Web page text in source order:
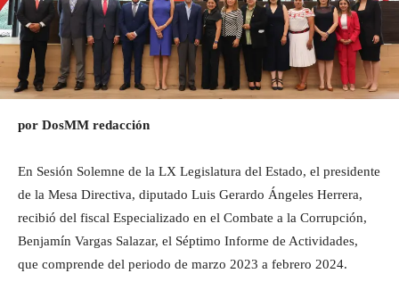
por DosMM redacción
En Sesión Solemne de la LX Legislatura del Estado, el presidente
de la Mesa Directiva, diputado Luis Gerardo Ángeles Herrera,
recibió del fiscal Especializado en el Combate a la Corrupción,
Benjamín Vargas Salazar, el Séptimo Informe de Actividades,
que comprende del periodo de marzo 2023 a febrero 2024.